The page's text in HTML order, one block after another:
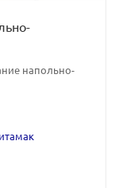
напольно-